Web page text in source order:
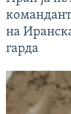
на
гарда